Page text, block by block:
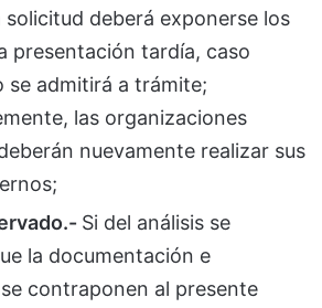
solicitud deberá exponerse los
presentación tardía, caso
se admitirá a trámite;
las organizaciones
nuevamente realizar sus
Si del análisis se
la documentación e
contraponen al presente